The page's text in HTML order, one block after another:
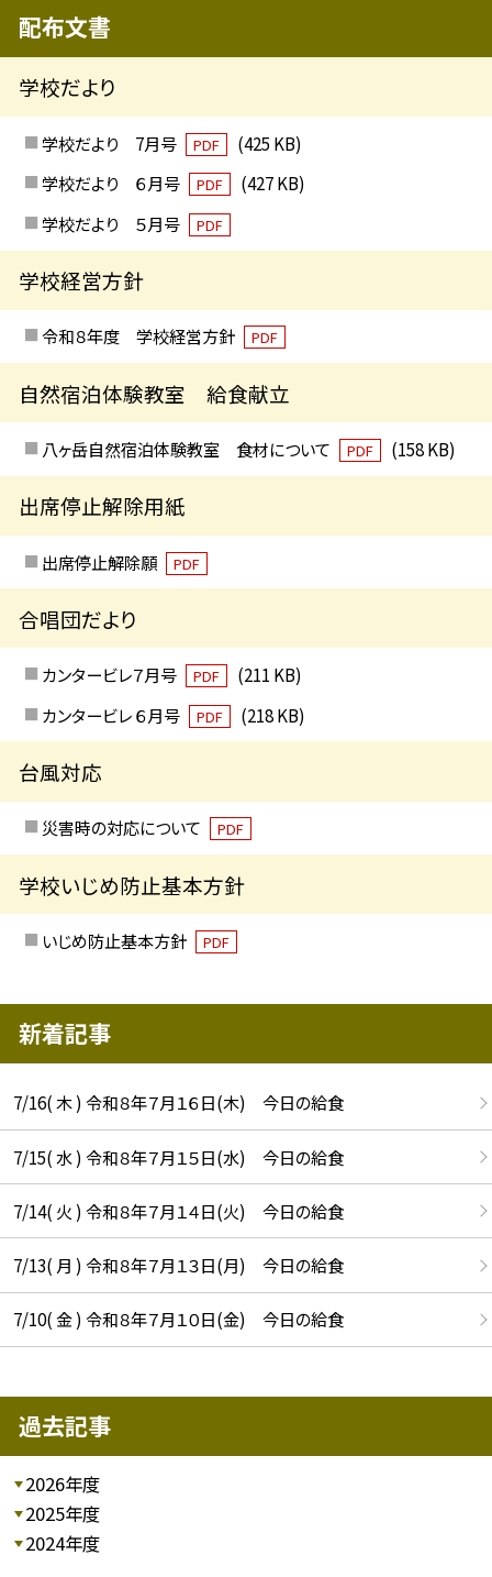
配布文書
学校だより
学校だより 7月号 PDF
(425 KB)
学校だより ６月号
PDF
(427 KB)
学校だより ５月号
PDF
学校経営方針
令和８年度 学校経営方針 PDF
自然宿泊体験教室 給食献立
八ヶ岳自然宿泊体験教室 食材について PDF (158 KB)
出席停止解除用紙
出席停止解除願 PDF
合唱団だより
カンタービレ７月号 PDF
(211 KB)
カンタービレ ６月号
PDF (218 KB)
台風対応
災害時の対応について PDF
学校いじめ防止基本方針
いじめ防止基本方針 PDF
新着記事
7/16( 木 ) 令和８年７月１６日(木) 今日の給食
7/15( 水 ) 令和８年７月１５日(水) 今日の給食
7/14( 火 ) 令和８年７月１４日(火) 今日の給食
7/13( 月 ) 令和８年７月１３日(月) 今日の給食
7/10( 金 ) 令和８年７月１０日(金) 今日の給食
過去記事
2026年度
2025年度
2024年度